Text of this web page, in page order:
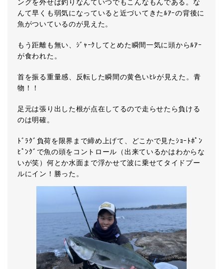
ングを外せば釣りなんていつでもこんなもんである。な
んて早くも弱気になっていると近づいてきたﾙｱｰの背後に
魚がついているのが見えた。
もう距離も無い、ｼﾞｬｰｸしてとめた瞬間一気に頭からﾙｱｰ
が食われた。
首を振る重量感、反転した瞬間の黄色いﾋﾚが見えた。青
物！！
足元は張り出した根が点在してるので走らせたら負ける
のは明確。
ﾄﾞﾗｸﾞ負荷を限界まで締め上げて、どこかで見たｼｮｰﾄﾎﾟﾝ
ﾋﾟﾝｸﾞで魚の頭をコントロール（出来ているかはわからな
いが笑）何とか水面まで浮かせて波に乗せてタイドプー
ルにイン！勝った。